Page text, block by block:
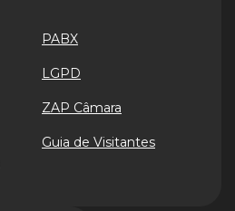
PABX
LGPD
ZAP Câmara
Guia de Visitantes